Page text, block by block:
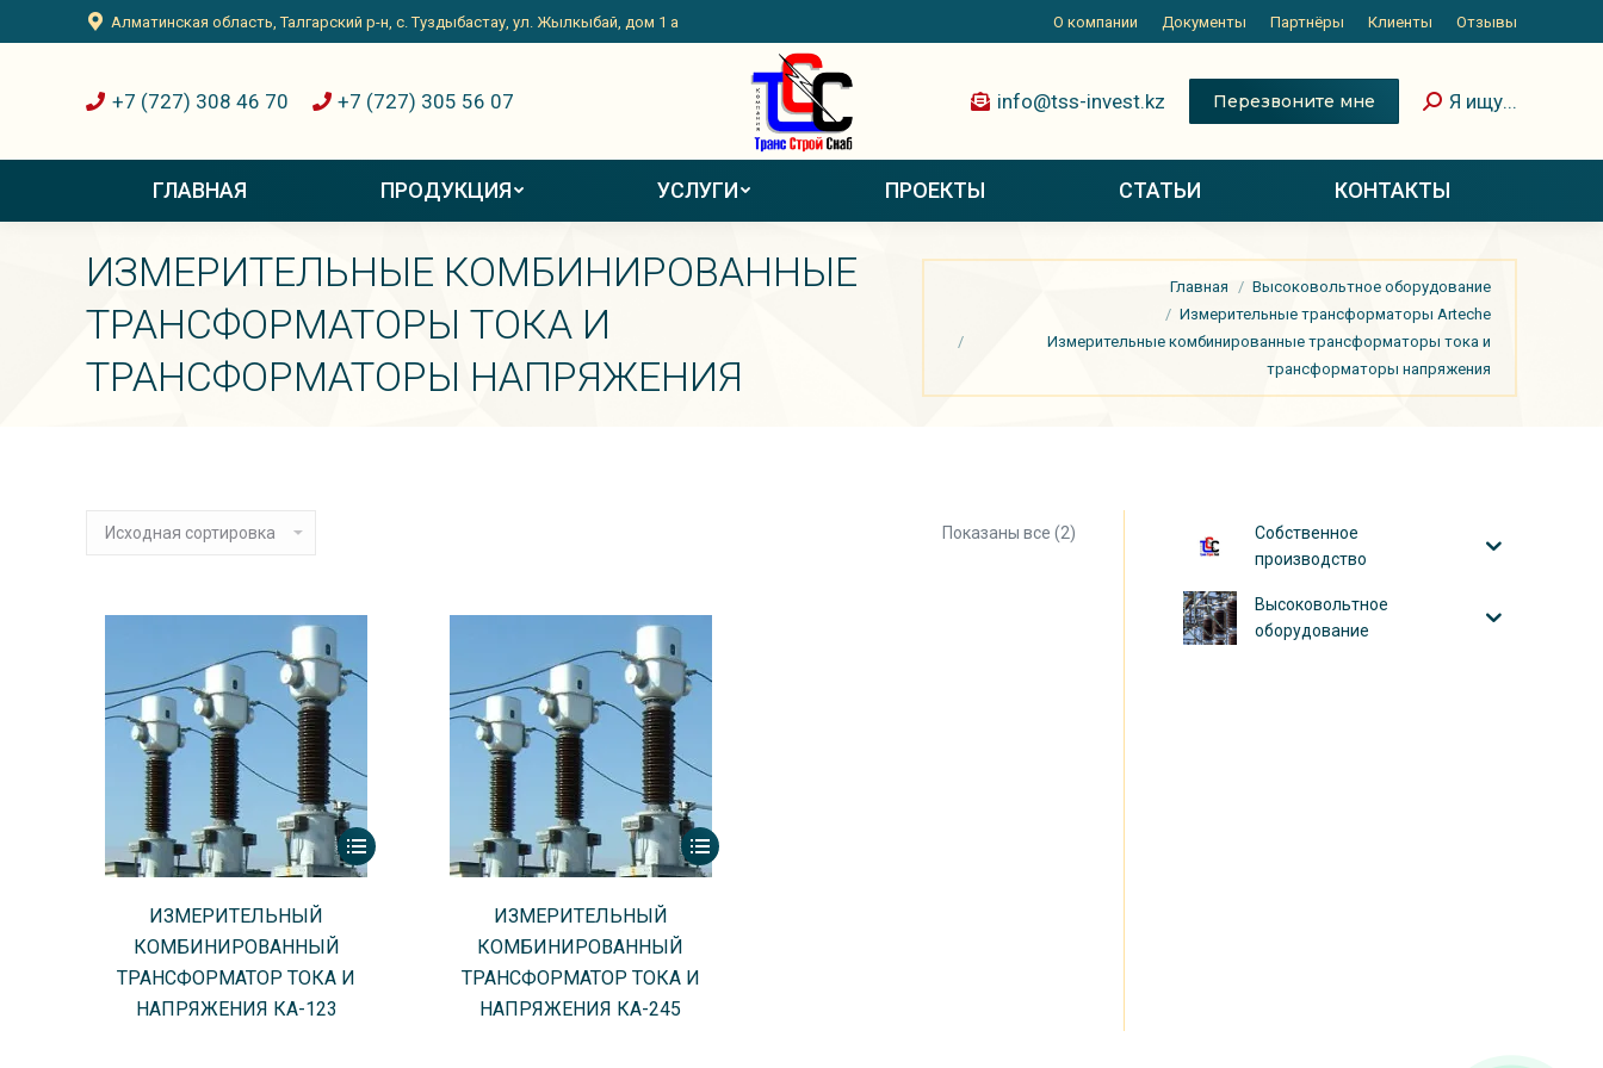
Алматинская область, Талгарский р-н, с. Туздыбастау, ул. Жылкыбай, дом 1 а О компании Документы Партнёры Клиенты Отзывы
+7 (727) 308 46 70 +7 (727) 305 56 07 info@tss-invest.kz Перезвоните мне Я ищу...
ГЛАВНАЯ ПРОДУКЦИЯ УСЛУГИ ПРОЕКТЫ СТАТЬИ КОНТАКТЫ
ИЗМЕРИТЕЛЬНЫЕ КОМБИНИРОВАННЫЕ
ТРАНСФОРМАТОРЫ ТОКА И
ТРАНСФОРМАТОРЫ НАПРЯЖЕНИЯ
Вы здесь:
Главная
Высоковольтное оборудование
Измерительные трансформаторы Arteche
Измерительные комбинированные трансформаторы тока и
трансформаторы напряжения
Показаны все (2)
ИЗМЕРИТЕЛЬНЫЙ
КОМБИНИРОВАННЫЙ
ТРАНСФОРМАТОР ТОКА И
НАПРЯЖЕНИЯ КА-123
ИЗМЕРИТЕЛЬНЫЙ
КОМБИНИРОВАННЫЙ
ТРАНСФОРМАТОР ТОКА И
НАПРЯЖЕНИЯ КА-245
Собственное
производство
Высоковольтное
оборудование